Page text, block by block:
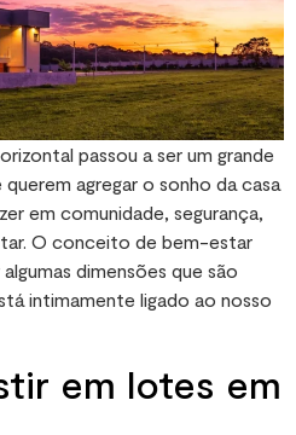
passou a ser um grande
agregar o sonho da casa
em comunidade, segurança,
O conceito de bem-estar
dimensões que são
intimamente ligado ao nosso
em lotes em